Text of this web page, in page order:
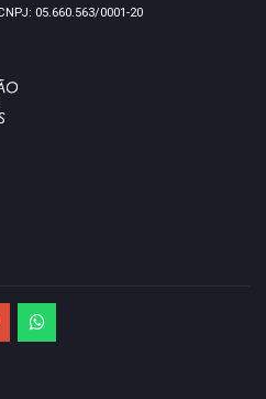
05.660.563/0001-20